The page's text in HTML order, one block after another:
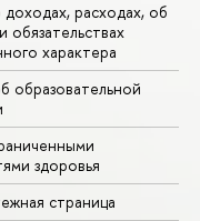
расходах, об
обязательствах
характера
образовательной
здоровья
страница